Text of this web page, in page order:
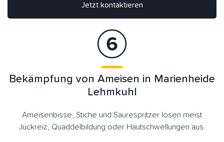
Jetzt kontaktieren
Bekämpfung von Ameisen in Marienheide
Lehmkuhl
Ameisenbisse, Stiche und Säurespritzer lösen meist
Juckreiz, Quaddelbildung oder Hautschwellungen aus.